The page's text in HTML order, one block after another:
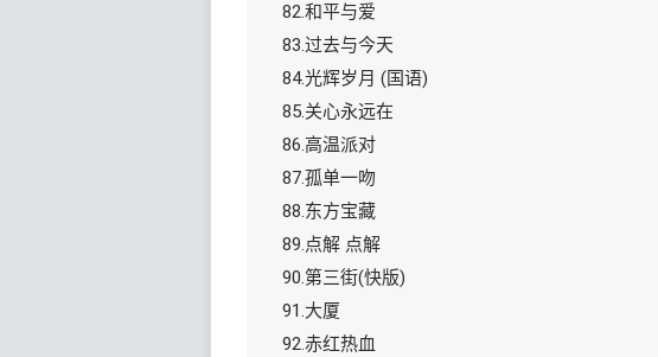
82.和平与爱
83.过去与今天
84.光辉岁月 (国语)
85.关心永远在
86.高温派对
87.孤单一吻
88.东方宝藏
89.点解 点解
90.第三街(快版)
91.大厦
92.赤红热血